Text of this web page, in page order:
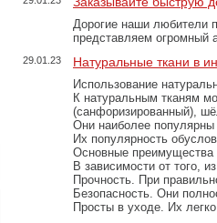
Дорогие наши любители
представляем огромный
29.01.23 Натуральные ткани в
Использование
К натуральным тканям
(санфоризированный),
Они наиболее популярны
Их популярность
Основные преимущества
В зависимости от того,
Прочность. При
Безопасность. Они
Просты в уходе. Их